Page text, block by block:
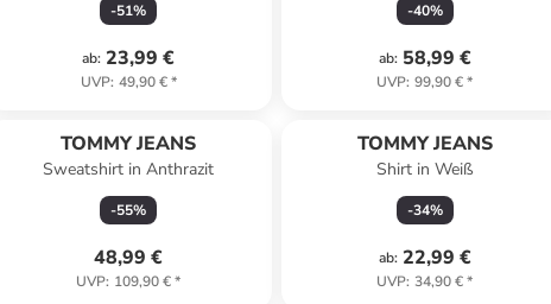
-51%
ab: 23,99 €
UVP: 49,90 €*
-40%
ab: 58,99 €
UVP: 99,90 €*
TOMMY JEANS
Sweatshirt in Anthrazit
-55%
48,99 €
UVP: 109,90 €*
TOMMY JEANS
Shirt in Weiß
-34%
ab: 22,99 €
UVP: 34,90 €*